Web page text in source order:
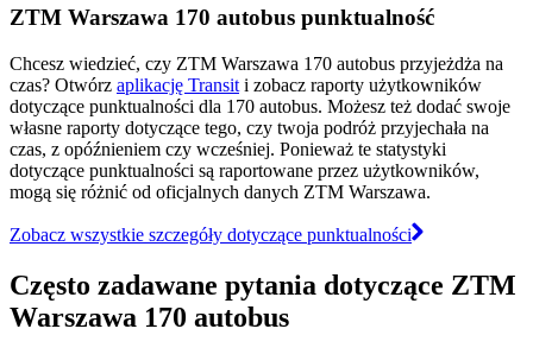
ZTM Warszawa 170 autobus punktualność
Chcesz wiedzieć, czy ZTM Warszawa 170 autobus przyjeżdża na
czas? Otwórz aplikację Transit i zobacz raporty użytkowników
dotyczące punktualności dla 170 autobus. Możesz też dodać swoje
własne raporty dotyczące tego, czy twoja podróż przyjechała na
czas, z opóźnieniem czy wcześniej. Ponieważ te statystyki
dotyczące punktualności są raportowane przez użytkowników,
mogą się różnić od oficjalnych danych ZTM Warszawa.
Zobacz wszystkie szczegóły dotyczące punktualności
Często zadawane pytania dotyczące ZTM
Warszawa 170 autobus